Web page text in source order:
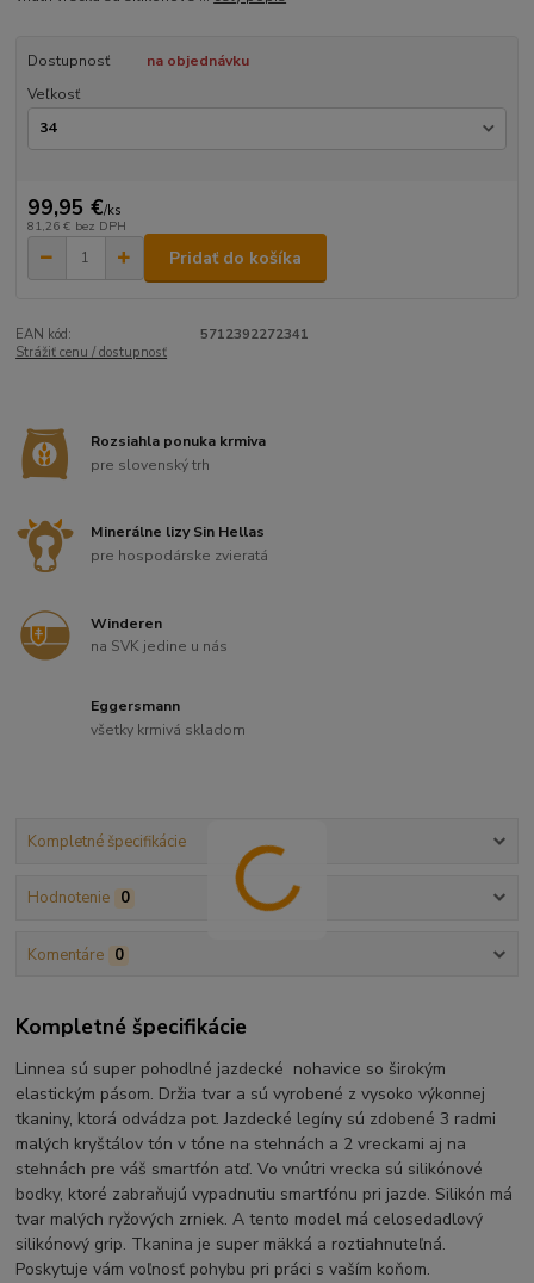
Dostupnosť
na objednávku
Veľkosť
99,95 €/ks
81,26 € bez DPH
Pridať do košíka
EAN kód:
5712392272341
Strážiť cenu / dostupnosť
Rozsiahla ponuka krmiva
pre slovenský trh
Minerálne lizy Sin Hellas
pre hospodárske zvieratá
Winderen
na SVK jedine u nás
Eggersmann
všetky krmivá skladom
Kompletné špecifikácie
Hodnotenie 0
Komentáre 0
Kompletné špecifikácie
Linnea sú super pohodlné jazdecké nohavice so širokým
elastickým pásom. Držia tvar a sú vyrobené z vysoko výkonnej
tkaniny, ktorá odvádza pot. Jazdecké legíny sú zdobené 3 radmi
malých kryštálov tón v tóne na stehnách a 2 vreckami aj na
stehnách pre váš smartfón atď. Vo vnútri vrecka sú silikónové
bodky, ktoré zabraňujú vypadnutiu smartfónu pri jazde. Silikón má
tvar malých ryžových zrniek. A tento model má celosedadlový
silikónový grip. Tkanina je super mäkká a roztiahnuteľná.
Poskytuje vám voľnosť pohybu pri práci s vaším koňom.